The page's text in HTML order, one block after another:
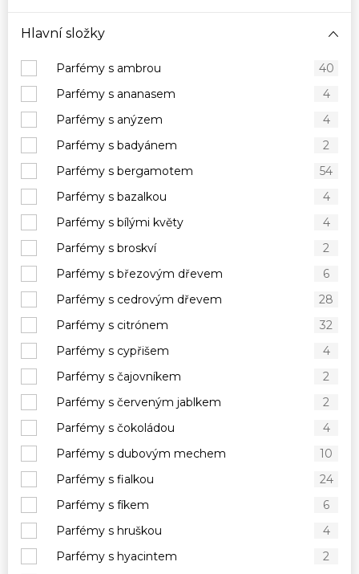
Hlavní složky
Parfémy s ambrou
40
Parfémy s ananasem
4
Parfémy s anýzem
4
Parfémy s badyánem
2
Parfémy s bergamotem
54
Parfémy s bazalkou
4
Parfémy s bílými květy
4
Parfémy s broskví
2
Parfémy s březovým dřevem
6
Parfémy s cedrovým dřevem
28
Parfémy s citrónem
32
Parfémy s cypřišem
4
Parfémy s čajovníkem
2
Parfémy s červeným jablkem
2
Parfémy s čokoládou
4
Parfémy s dubovým mechem
10
Parfémy s fialkou
24
Parfémy s fíkem
6
Parfémy s hruškou
4
Parfémy s hyacintem
2